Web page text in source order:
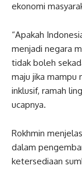
ekonomi
“Apakah
menjadi negara
tidak boleh
maju jika mampu
inklusif, ramah
ucapnya.
Rokhmin
dalam
ketersediaan